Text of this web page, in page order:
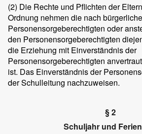
(2) Die Rechte und Pflichten der
Ordnung nehmen die nach
Personensorgeberechtigten oder
den Personensorgeberechtigten
die Erziehung mit Einverständnis der
Personensorgeberechtigten
ist. Das Einverständnis der
der Schulleitung nachzuweisen.
§ 2
Schuljahr und Ferien